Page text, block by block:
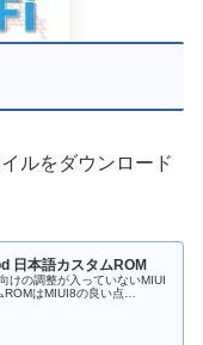
ルをダウンロード
日本語カスタムROM
けの調整が入っていないMIUI
はMIUI8の良い点…